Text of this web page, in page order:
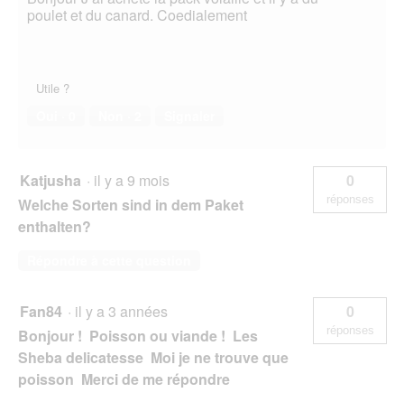
poulet et du canard. Coedialement
Utile ?
Katjusha · il y a 9 mois
Welche Sorten sind in dem Paket
enthalten?
0
réponses
Fan84 · il y a 3 années
Bonjour ! Poisson ou viande ! Les
Sheba delicatesse Moi je ne trouve que
poisson Merci de me répondre
0
réponses